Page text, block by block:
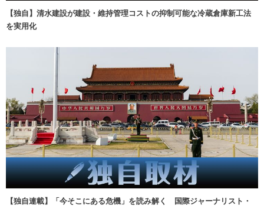
【独自】清水建設が建設・維持管理コストの抑制可能な冷蔵倉庫新工法
を実用化
【独自連載】「今そこにある危機」を読み解く 国際ジャーナリスト・